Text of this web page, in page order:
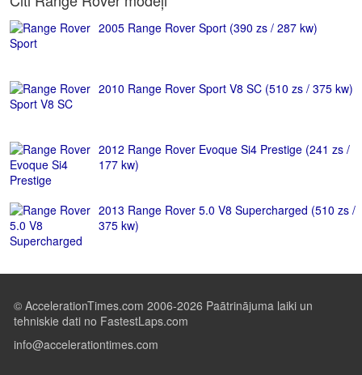
2005 Range Rover Sport (390 zs / 287 kw)
2010 Range Rover Sport V8 SC (510 zs / 375 kw)
2012 Range Rover Evoque Si4 Prestige (241 zs /
177 kw)
2013 Range Rover 5.0 V8 Supercharged (510 zs /
375 kw)
© AccelerationTimes.com 2006-2026 Paātrinājuma laiki un
tehniskie dati no FastestLaps.com
info@accelerationtimes.com